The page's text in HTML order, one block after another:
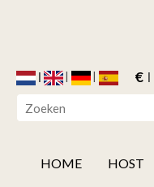
€
HOME HOST